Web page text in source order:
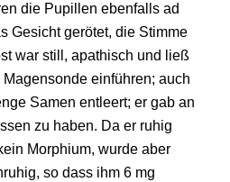
die Pupillen ebenfalls ad
Gesicht gerötet, die Stimme
war still, apathisch und ließ
einführen; auch
Samen entleert; er gab an
zu haben. Da er ruhig
Morphium, wurde aber
so dass ihm 6 mg